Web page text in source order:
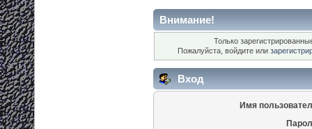
Внимание!
Только
Пожалуйста, войдите или
Вход
Имя